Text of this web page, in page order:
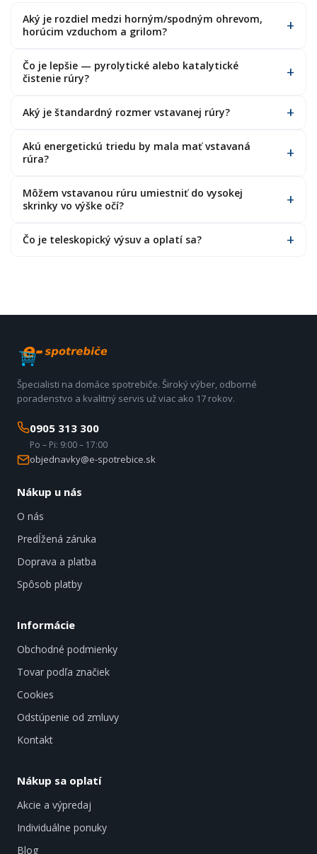
Aký je rozdiel medzi horným/spodným ohrevom,
horúcim vzduchom a grilom?
Čo je lepšie — pyrolytické alebo katalytické
čistenie rúry?
Aký je štandardný rozmer vstavanej rúry?
Akú energetickú triedu by mala mať vstavaná
rúra?
Môžem vstavanou rúru umiestniť do vysokej
skrinky vo výške očí?
Čo je teleskopický výsuv a oplatí sa?
Špecialisti na domáce spotrebiče. Široký výber, odborné
poradenstvo a kvalitný servis už viac ako 17 rokov.
0905 313 300
Po – Pi: 9:00 – 17:00
objednavky@e-spotrebice.sk
Nákup u nás
O nás
Predĺžená záruka
Doprava a platba
Spôsob platby
Informácie
Obchodné podmienky
Tovar podľa značiek
Cookies
Odstúpenie od zmluvy
Kontakt
Nákup sa oplatí
Akcie a výpredaj
Individuálne ponuky
Blog